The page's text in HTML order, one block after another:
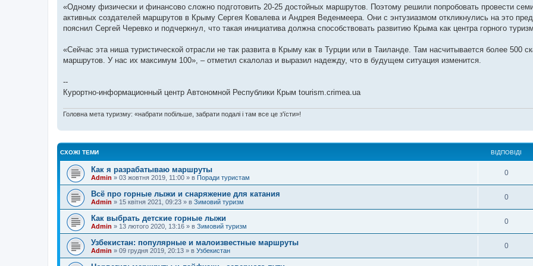
«Одному физически и финансово сложно подготовить 20-25 достойных маршрутов. Поэтому решили попробовать провести
активных создателей маршрутов в Крыму Сергея Ковалева и Андрея Веденмеера. Они с энтузиазмом откликнулись на это
пояснил Сергей Черевко и подчеркнул, что такая инициатива должна способствовать развитию Крыма как центра горного
«Сейчас эта ниша туристической отрасли не так развита в Крыму как в Турции или в Таиланде. Там насчитывается более 500
маршрутов. У нас их максимум 100», – отметил скалолаз и выразил надежду, что в будущем ситуация изменится.
--
Курортно-информационный центр Автономной Республики Крым tourism.crimea.ua
Головна мета туризму: «набрати побільше, забрати подалі і там все це з'їсти»!
СХОЖІ ТЕМИ ВІДПОВІДІ
Как я разрабатываю маршруты
Admin » 03 жовтня 2019, 11:00 » в Поради туристам
0
Всё про горные лыжи и снаряжение для катания
Admin » 15 квітня 2021, 09:23 » в Зимовий туризм
0
Как выбрать детские горные лыжи
Admin » 13 лютого 2020, 13:16 » в Зимовий туризм
0
Узбекистан: популярные и малоизвестные маршруты
Admin » 09 грудня 2019, 20:13 » в Узбекистан
0